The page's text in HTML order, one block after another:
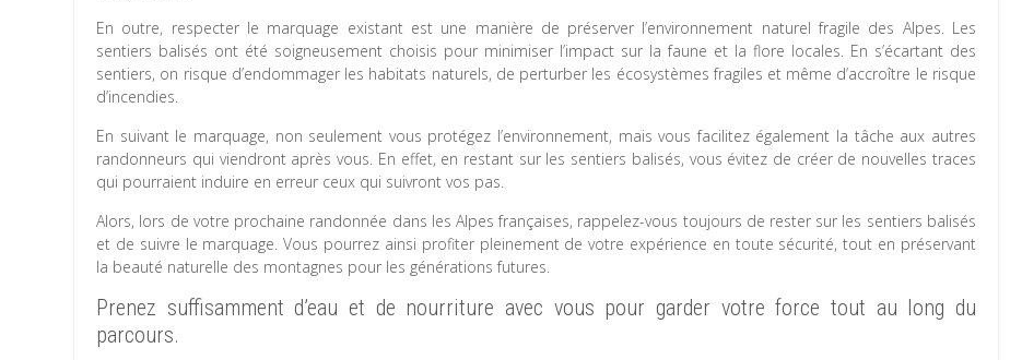
En outre, respecter le marquage existant est une manière de préserver l’environnement naturel fragile des Alpes. Les
sentiers balisés ont été soigneusement choisis pour minimiser l’impact sur la faune et la flore locales. En s’écartant des
sentiers, on risque d’endommager les habitats naturels, de perturber les écosystèmes fragiles et même d’accroître le risque
d’incendies.
En suivant le marquage, non seulement vous protégez l’environnement, mais vous facilitez également la tâche aux autres
randonneurs qui viendront après vous. En effet, en restant sur les sentiers balisés, vous évitez de créer de nouvelles traces
qui pourraient induire en erreur ceux qui suivront vos pas.
Alors, lors de votre prochaine randonnée dans les Alpes françaises, rappelez-vous toujours de rester sur les sentiers balisés
et de suivre le marquage. Vous pourrez ainsi profiter pleinement de votre expérience en toute sécurité, tout en préservant
la beauté naturelle des montagnes pour les générations futures.
Prenez suffisamment d’eau et de nourriture avec vous pour garder votre force tout au long du
parcours.